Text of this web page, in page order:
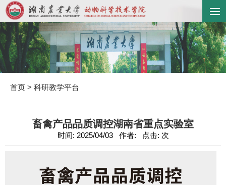
首页 > 科研教学平台
畜禽产品品质调控湖南省重点实验室
时间: 2025/04/03 作者: 点击: 次